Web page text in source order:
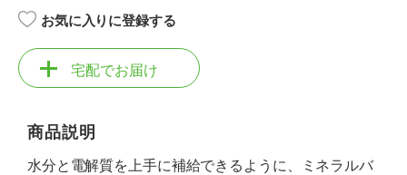
お気に入りに登録する
宅配でお届け
商品説明
水分と電解質を上手に補給できるように、ミネラルバ